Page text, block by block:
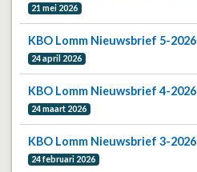
21 mei 2026
KBO Lomm Nieuwsbrief 5-2026
24 april 2026
KBO Lomm Nieuwsbrief 4-2026
24 maart 2026
KBO Lomm Nieuwsbrief 3-2026
24 februari 2026